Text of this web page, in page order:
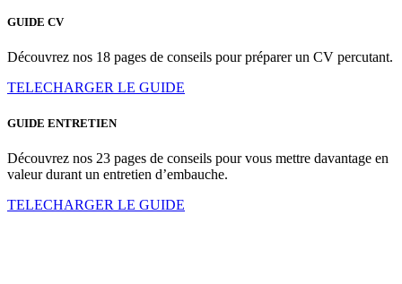
GUIDE CV
Découvrez nos 18 pages de conseils pour préparer un CV percutant.
TELECHARGER LE GUIDE
GUIDE ENTRETIEN
Découvrez nos 23 pages de conseils pour vous mettre davantage en
valeur durant un entretien d’embauche.
TELECHARGER LE GUIDE